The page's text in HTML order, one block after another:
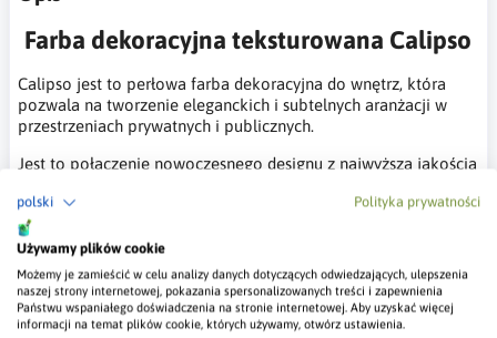
polski Polityka prywatności
Używamy plików cookie
Możemy je zamieścić w celu analizy danych dotyczących odwiedzających, ulepszenia
naszej strony internetowej, pokazania spersonalizowanych treści i zapewnienia
Państwu wspaniałego doświadczenia na stronie internetowej. Aby uzyskać więcej
informacji na temat plików cookie, których używamy, otwórz ustawienia.
Farba dekoracyjna teksturowana Calipso
Calipso jest to perłowa farba dekoracyjna do wnętrz, która
pozwala na tworzenie eleganckich i subtelnych aranżacji w
przestrzeniach prywatnych i publicznych.
Jest to połączenie nowoczesnego designu z najwyższą jakością
wnętrza. Calipso zachwyca prostą formą oraz subtelnym
wykończeniem, które nadaje przestrzeni niepowtarzalnego
charakteru.
Farba zawiera metalizowane barwniki oraz specjalne
wypełniacze, które nadają ścianom delikatną chropowatą
strukturę, wzbogaconą o grę światła i kolorów.